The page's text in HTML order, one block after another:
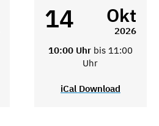
14 Okt
2026
10:00 Uhr bis 11:00
Uhr
iCal Download